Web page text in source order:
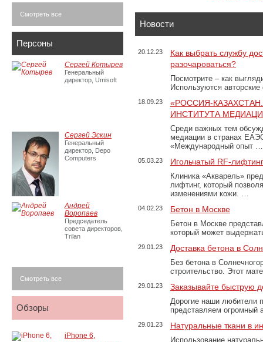
Новости
20.12.23
Как выбрать службу
разочароваться?
Посмотрите – как
Используются
18.09.23
«РОССИЯ-
ИНСТИТУТА
Среди важных тем
медиации в странах
«Международный опыт …
05.03.23 Игольчатый RF-
Клиника «Акварель»
лифтинг, который
изменениями кожи. …
04.02.23 Бетон в Москве
Бетон в Москве
который может
29.01.23 Доставка бетона в
Без бетона в
строительство. Этот
29.01.23 Заказывайте быструю
Дорогие наши любители
представляем огромный
29.01.23 Натуральные ткани в
Использование
Смотреть все
Персоны
Сергей Котырев
Генеральный
директор, Umisoft
Сергей Эскин
Генеральный
директор, Depo
Computers
Андрей
Воропаев
Председатель
совета директоров,
Trilan
Смотреть все
Обзоры
iPhone 6,